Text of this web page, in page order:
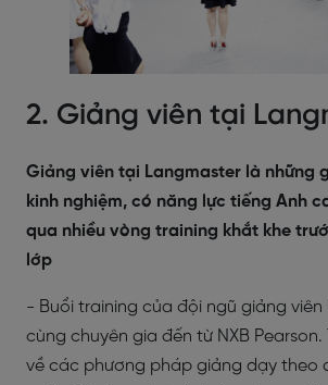
2. Giảng viên tại
Giảng viên tại Langmaster là những
kinh nghiệm, có năng lực tiếng Anh
qua nhiều vòng training khắt khe
lớp
- Buổi training của đội ngũ giảng viên
cùng chuyên gia đến từ NXB
về các phương pháp giảng dạy theo